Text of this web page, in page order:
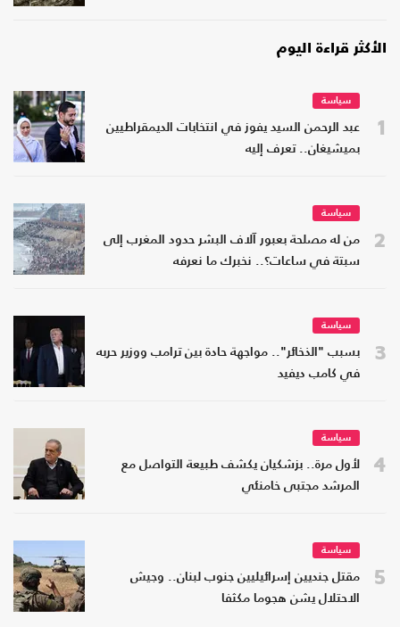
الأكثر قراءة اليوم
1
سياسة
عبد الرحمن السيد يفوز في انتخابات الديمقراطيين
بميشيغان.. تعرف إليه
2
سياسة
من له مصلحة بعبور آلاف البشر حدود المغرب إلى
سبتة في ساعات؟.. نخبرك ما نعرفه
3
سياسة
بسبب "الذخائر".. مواجهة حادة بين ترامب ووزير حربه
في كامب ديفيد
4
سياسة
لأول مرة.. بزشكيان يكشف طبيعة التواصل مع
المرشد مجتبى خامنئي
5
سياسة
مقتل جنديين إسرائيليين جنوب لبنان.. وجيش
الاحتلال يشن هجوما مكثفا